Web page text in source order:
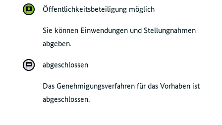
Öffentlichkeitsbeteiligung möglich
Sie können Einwendungen und Stellungnahmen
abgeben.
abgeschlossen
Das Genehmigungsverfahren für das Vorhaben ist
abgeschlossen.